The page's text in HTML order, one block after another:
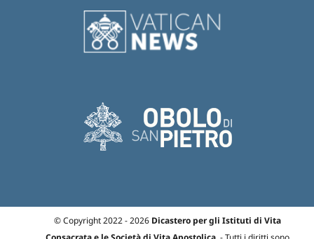
© Copyright 2022 - 2026 Dicastero per gli Istituti di Vita